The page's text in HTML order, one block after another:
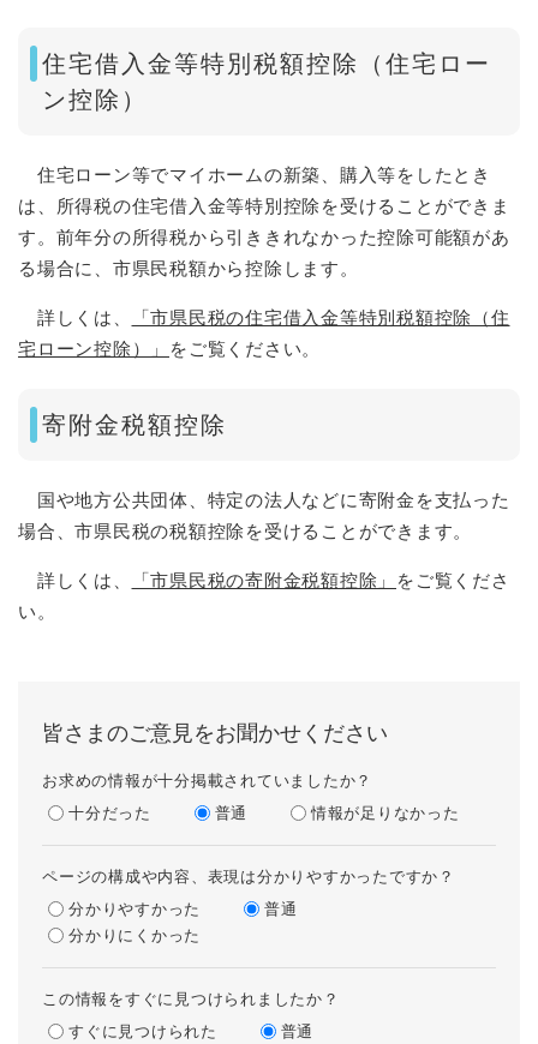
住宅借入金等特別税額控除（住宅ロー
ン控除）
住宅ローン等でマイホームの新築、購入等をしたとき
は、所得税の住宅借入金等特別控除を受けることができま
す。前年分の所得税から引ききれなかった控除可能額があ
る場合に、市県民税額から控除します。
詳しくは、
「市県民税の住宅借入金等特別税額控除（住
宅ローン控除）」
をご覧ください。
寄附金税額控除
国や地方公共団体、特定の法人などに寄附金を支払った
場合、市県民税の税額控除を受けることができます。
詳しくは、 「市県民税の寄附金税額控除」
をご覧くださ
い。
皆さまのご意見をお聞かせください
お求めの情報が十分掲載されていましたか？
十分だった
普通 情報が足りなかった
ページの構成や内容、表現は分かりやすかったですか？
分かりやすかった
普通
分かりにくかった
この情報をすぐに見つけられましたか？
すぐに見つけられた
普通